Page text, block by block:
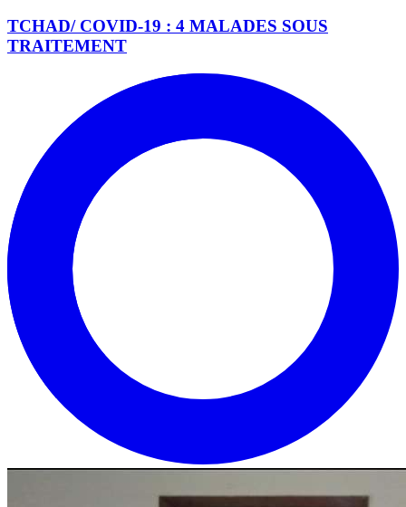
TCHAD/ COVID-19 : 4 MALADES SOUS
TRAITEMENT